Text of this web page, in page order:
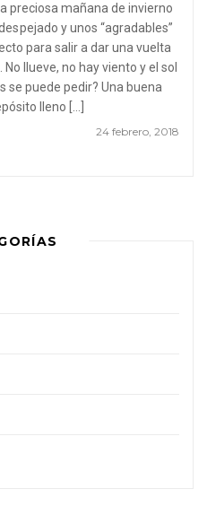
24 febrero, 2018
preciosa mañana de invierno
y unos “agradables”
para salir a dar una vuelta
llueve, no hay viento y el sol
se puede pedir? Una buena
lleno […]